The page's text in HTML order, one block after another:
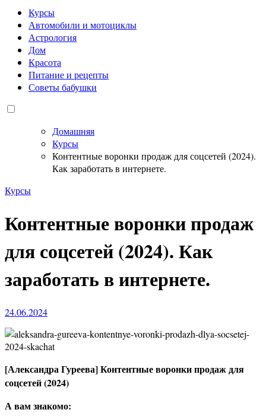
Курсы
Автомобили и мотоциклы
Астрология
Дом
Красота
Питание и рецепты
Советы бабушки
Домашняя
Курсы
Контентные воронки продаж для соцсетей (2024).
Как заработать в интернете.
Курсы
Контентные воронки продаж
для соцсетей (2024). Как
заработать в интернете.
24.06.2024
[Александра Гуреева] Контентные воронки продаж для
соцсетей (2024)
А вам знакомо: